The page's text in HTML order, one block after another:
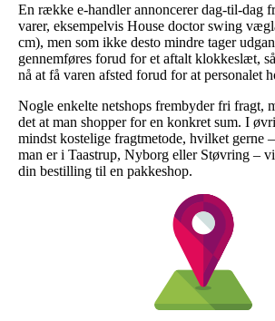
En række e-handler annoncerer dag-til-dag
varer, eksempelvis House doctor swing
cm), men som ikke desto mindre tager
gennemføres forud for et aftalt klokkeslæt,
nå at få varen afsted forud for at personalet
Nogle enkelte netshops frembyder fri fragt,
det at man shopper for en konkret sum. I
mindst kostelige fragtmetode, hvilket gerne
man er i Taastrup, Nyborg eller Støvring –
din bestilling til en pakkeshop.